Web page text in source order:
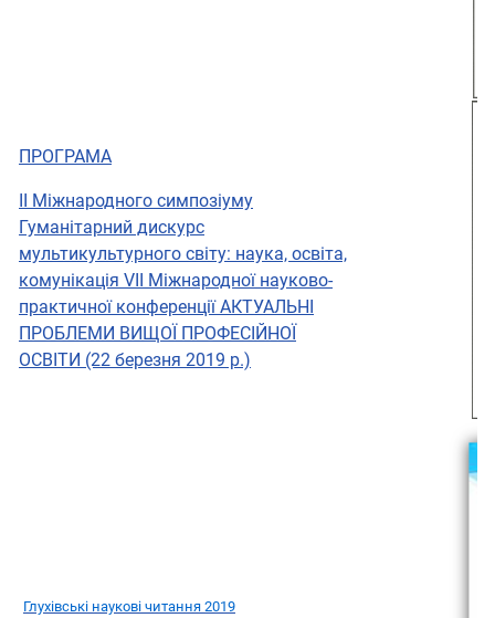
ПРОГРАМА
II Міжнародного симпозіуму
Гуманітарний дискурс
мультикультурного світу: наука, освіта,
комунікація VІI Міжнародної науково-
практичної конференції АКТУАЛЬНІ
ПРОБЛЕМИ ВИЩОЇ ПРОФЕСІЙНОЇ
ОСВІТИ (22 березня 2019 р.)
Глухівські наукові читання 2019